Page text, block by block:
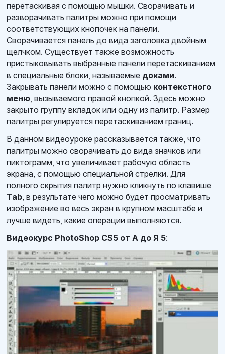
перетаскивая с помощью мышки. Сворачивать и
разворачивать палитры можно при помощи
соответствующих кнопочек на панели.
Сворачивается панель до вида заголовка двойным
щелчком. Существует также возможность
пристыковывать выбранные панели перетаскиванием
в специальные блоки, называемые доками.
Закрывать панели можно с помощью контекстного
меню, вызываемого правой кнопкой. Здесь можно
закрыто группу вкладок или одну из палитр. Размер
палитры регулируется перетаскиванием границ.
В данном видеоуроке рассказывается также, что
палитры можно сворачивать до вида значков или
пиктограмм, что увеличивает рабочую область
экрана, с помощью специальной стрелки. Для
полного скрытия палитр нужно кликнуть по клавише
Tab, в результате чего можно будет просматривать
изображение во весь экран в крупном масштабе и
лучше видеть, какие операции выполняются.
Видеокурс PhotoShop CS5 от А до Я 5: